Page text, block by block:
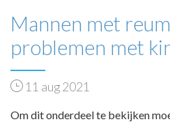
Mannen met
problemen met
11 aug 2021
Om dit onderdeel te bekijken